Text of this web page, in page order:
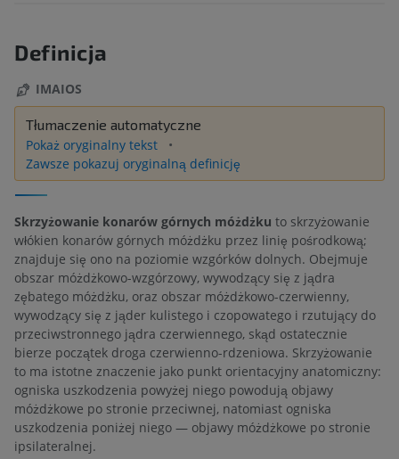
Definicja
IMAIOS
Tłumaczenie automatyczne
Pokaż oryginalny tekst
Zawsze pokazuj oryginalną definicję
Skrzyżowanie konarów górnych móżdżku to skrzyżowanie
włókien konarów górnych móżdżku przez linię pośrodkową;
znajduje się ono na poziomie wzgórków dolnych. Obejmuje
obszar móżdżkowo-wzgórzowy, wywodzący się z jądra
zębatego móżdżku, oraz obszar móżdżkowo-czerwienny,
wywodzący się z jąder kulistego i czopowatego i rzutujący do
przeciwstronnego jądra czerwiennego, skąd ostatecznie
bierze początek droga czerwienno-rdzeniowa. Skrzyżowanie
to ma istotne znaczenie jako punkt orientacyjny anatomiczny:
ogniska uszkodzenia powyżej niego powodują objawy
móżdżkowe po stronie przeciwnej, natomiast ogniska
uszkodzenia poniżej niego — objawy móżdżkowe po stronie
ipsilateralnej.